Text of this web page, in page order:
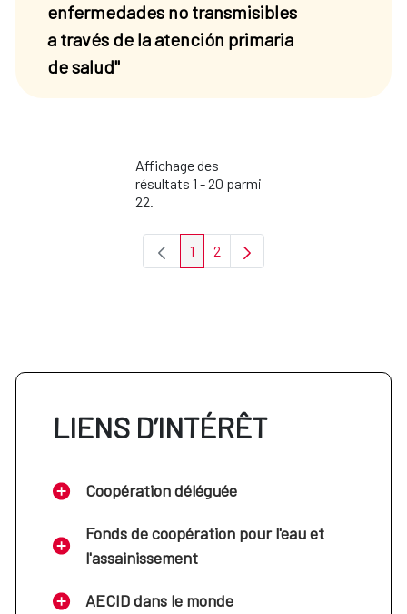
enfermedades no transmisibles
a través de la atención primaria
de salud"
Affichage des
résultats 1 - 20 parmi
22.
Page
1 Page
2
LIENS D’INTÉRÊT
Coopération déléguée
Fonds de coopération pour l'eau et
l'assainissement
AECID dans le monde